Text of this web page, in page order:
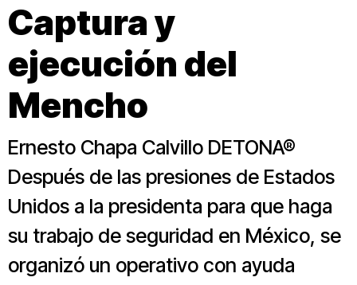
Captura y
ejecución del
Mencho
Ernesto Chapa Calvillo DETONA®
Después de las presiones de Estados
Unidos a la presidenta para que haga
su trabajo de seguridad en México, se
organizó un operativo con ayuda